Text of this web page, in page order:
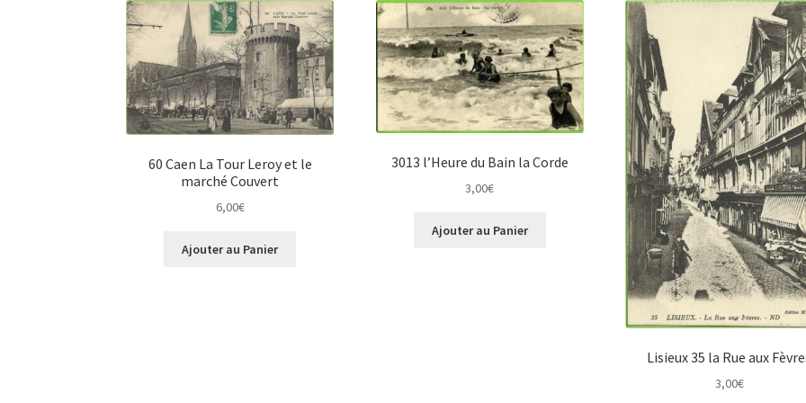
60 Caen La Tour Leroy et le
marché Couvert
6,00€
Ajouter au Panier
3013 l’Heure du Bain la Corde
3,00€
Ajouter au Panier
Lisieux 35 la Rue aux
3,00€